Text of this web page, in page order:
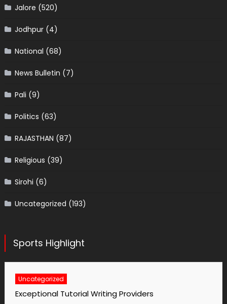
Jalore (520)
Jodhpur(4)
National (68)
News Bulletin (7)
Pali (9)
Politics (63)
RAJASTHAN (87)
Religious (39)
Sirohi (6)
Uncategorized (193)
Sports Highlight
Uncategorized
No1 Essay Writing Service Grabmyessay Com